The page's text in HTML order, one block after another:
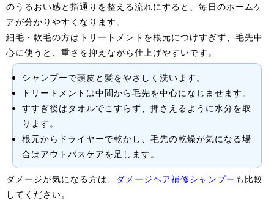
のうるおい感と指通りを整える流れにすると、毎日のホームケ
アが分かりやすくなります。
細毛・軟毛の方はトリートメントを根元につけすぎず、毛先中
心に使うと、重さを抑えながら仕上げやすいです。
シャンプーで頭皮と髪をやさしく洗います。
トリートメントは中間から毛先を中心になじませます。
すすぎ後はタオルでこすらず、押さえるように水分を取
ります。
根元からドライヤーで乾かし、毛先の乾燥が気になる場
合はアウトバスケアを足します。
ダメージが気になる方は、 ダメージヘア補修シャンプー も比較
してください。